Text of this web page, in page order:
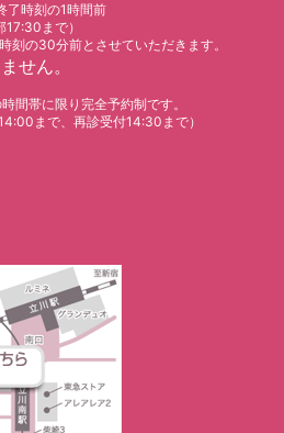
了時刻の1時間前
17:30まで）
刻の30分前とさせていただきます。
せん。
間帯に限り完全予約制です。
まで、再診受付14:30まで）